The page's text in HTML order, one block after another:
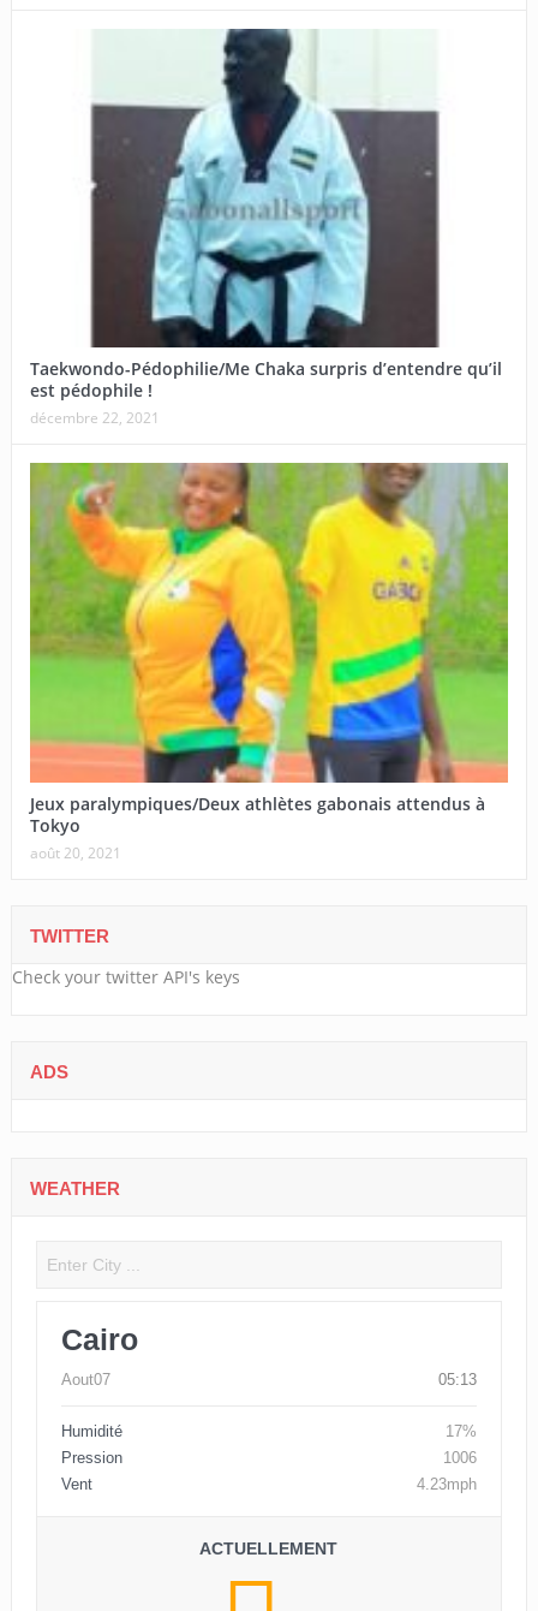
Taekwondo-Pédophilie/Me Chaka surpris d’entendre qu’il
est pédophile !
décembre 22, 2021
Jeux paralympiques/Deux athlètes gabonais attendus à
Tokyo
août 20, 2021
TWITTER
Check your twitter API's keys
ADS
WEATHER
Cairo
Aout07 05:13
Humidité
17%
Pression
1006
Vent
4.23mph
ACTUELLEMENT